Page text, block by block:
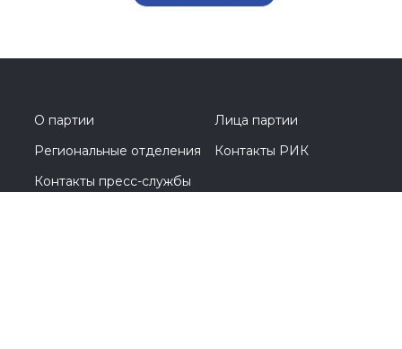
О партии
Лица партии
Региональные отделения
Контакты РИК
Контакты пресс-службы